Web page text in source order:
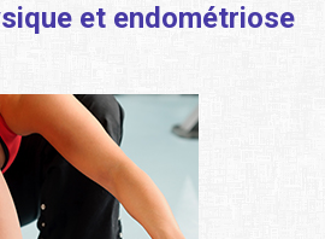
et endométriose